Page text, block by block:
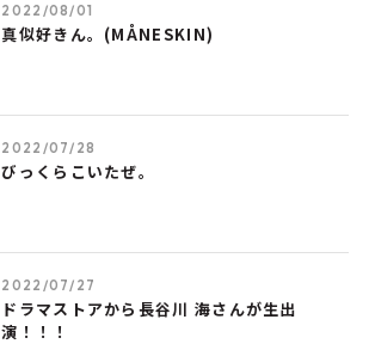
2022/08/01
真似好きん。(MÅNESKIN)
2022/07/28
びっくらこいたぜ。
2022/07/27
ドラマストアから長谷川 海さんが生出
演！！！